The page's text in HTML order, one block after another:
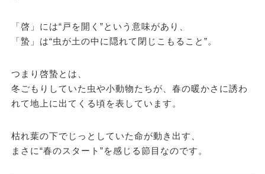
「啓」には“戸を開く”という意味があり、
「蟄」は“虫が土の中に隠れて閉じこもること”。
つまり啓蟄とは、
冬ごもりしていた虫や小動物たちが、春の暖かさに誘わ
れて地上に出てくる頃を表しています。
枯れ葉の下でじっとしていた命が動き出す、
まさに“春のスタート”を感じる節目なのです。